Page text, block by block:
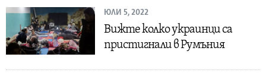
ЮЛИ 5, 2022
Вижте колко украинци са
пристигнали в Румъния